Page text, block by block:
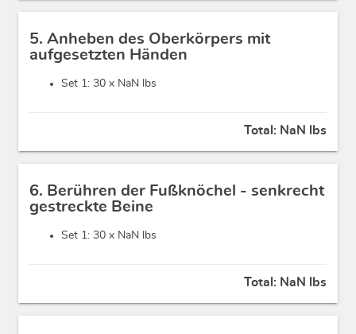
5. Anheben des Oberkörpers mit
aufgesetzten Händen
Set 1: 30 x NaN lbs
Total: NaN lbs
6. Berühren der Fußknöchel - senkrecht
gestreckte Beine
Set 1: 30 x NaN lbs
Total: NaN lbs